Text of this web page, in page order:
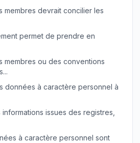
membres devrait concilier les
permet de prendre en
membres ou des conventions
données à caractère personnel à
issues des registres,
à caractère personnel sont